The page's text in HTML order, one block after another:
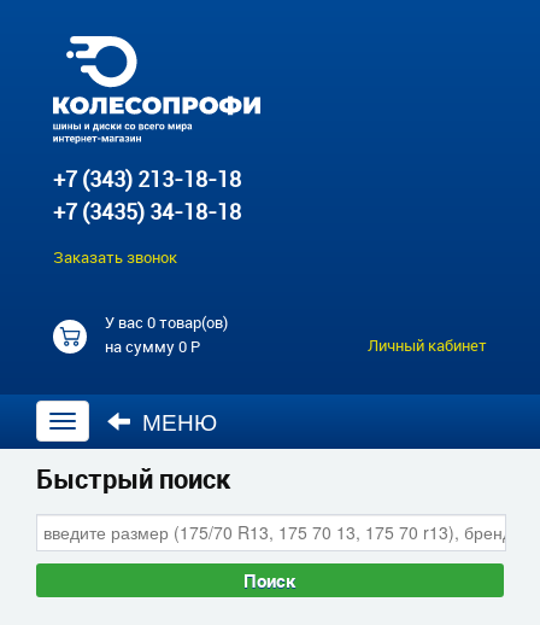
+7 (343) 213-18-18
+7 (3435) 34-18-18
Заказать звонок
У вас0 товар(ов)
на сумму0 Р Личный кабинет
Открыть
навигацию
МЕНЮ
Быстрый поиск
Поиск